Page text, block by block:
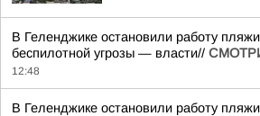
В Геленджике остановили работу
беспилотной угрозы — власти//
12:48
В Геленджике остановили работу